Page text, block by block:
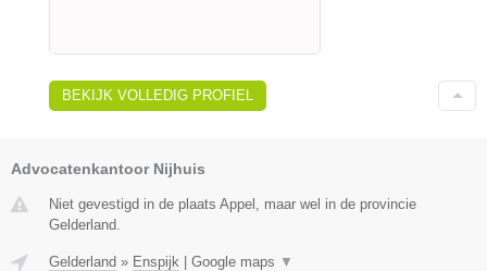
BEKIJK VOLLEDIG PROFIEL
Advocatenkantoor Nijhuis
Niet gevestigd in de plaats Appel, maar wel in de provincie
Gelderland.
Gelderland » Enspijk Google maps ▼